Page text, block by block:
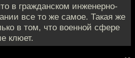
в гражданском инженерно-
все то же самое. Такая же
в том, что военной сфере
клюет.